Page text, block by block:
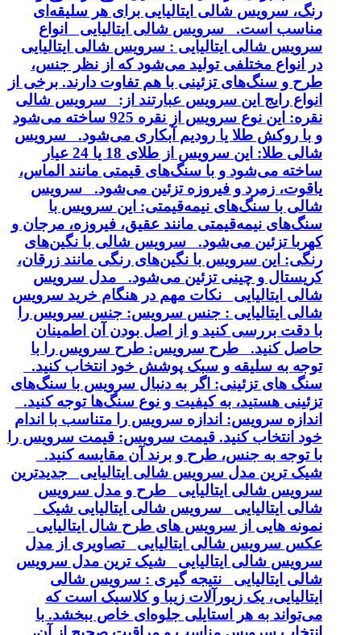
رنگ، سرویس شالی ایتالیایی برای هر سلیقه‌ای
مناسب است. سرویس شالی ایتالیایی انواع
سرویس شالی ایتالیایی : سرویس شالی ایتالیایی
در انواع مختلفی تولید می‌شود که از نظر جنس،
طرح و سنگ‌های تزئینی با هم تفاوت دارند. برخی از
انواع رایج این سرویس عبارتند از: سرویس شالی
نقره: این نوع سرویس از نقره 925 ساخته می‌شود
و با روکش طلا یا رودیم آبکاری می‌شود. سرویس
شالی طلا: این سرویس از طلای 18 یا 24 عیار
ساخته می‌شود و با سنگ‌های قیمتی مانند الماس،
یاقوت، زمرد و فیروزه تزئین می‌شود. سرویس
شالی با سنگ‌های نیمه‌قیمتی: این سرویس با
سنگ‌های نیمه‌قیمتی مانند عقیق، فیروزه، مرجان و
کهربا تزئین می‌شود. سرویس شالی با نگین‌های
رنگی: این سرویس با نگین‌های رنگی مانند زرقان،
کریستال و چینی تزئین می‌شود. مدل سرویس
شالی ایتالیایی نکات مهم در هنگام خرید سرویس
شالی ایتالیایی : جنس سرویس: جنس سرویس را
با دقت بررسی کنید و از اصل بودن آن اطمینان
حاصل کنید. طرح سرویس: طرح سرویس را با
توجه به سلیقه و سبک پوشش خود انتخاب کنید.
سنگ های تزئینی: اگر به دنبال سرویس با سنگ‌های
تزئینی هستید، به کیفیت و نوع سنگ‌ها توجه کنید.
اندازه سرویس: اندازه سرویس را متناسب با اندام
خود انتخاب کنید. قیمت سرویس: قیمت سرویس را
با توجه به جنس، طرح و برند آن مقایسه کنید.
شیک ترین مدل سرویس شالی ایتالیایی جدیدترین
سرویس شالی ایتالیایی طرح و مدل سرویس
شالی ایتالیایی سرویس شالی ایتالیایی شیک
نمونه هایی از سرویس های طرح شال ایتالیایی
عکس سرویس شالی ایتالیایی تصاویری از مدل
سرویس شالی ایتالیایی شیک ترین مدل سرویس
شالی ایتالیایی نتیجه گیری : سرویس شالی
ایتالیایی، یک زیورآلات زیبا و کلاسیک است که
می‌تواند به هر استایلی جلوه‌ای خاص ببخشد. با